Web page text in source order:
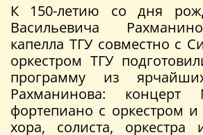
К 150-летию со дня
Васильевича
капелла ТГУ совместно с
оркестром ТГУ
программу из
Рахманинова:
фортепиано с оркестром и
хора, солиста, оркестра